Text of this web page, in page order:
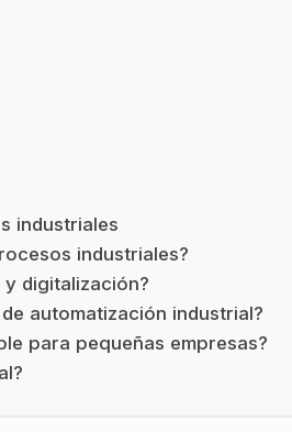
industriales
industriales?
digitalización?
automatización industrial?
para pequeñas empresas?